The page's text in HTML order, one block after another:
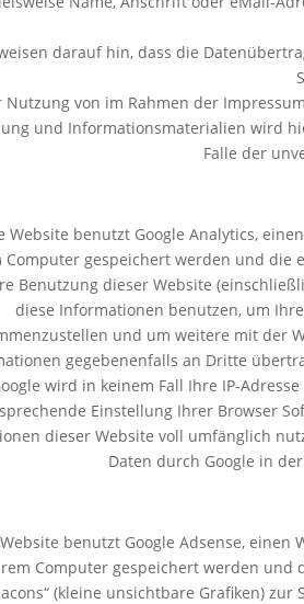
darauf hin, dass die
Nutzung von im Rahmen der
und Informationsmaterialien wird
Falle der
Website benutzt Google Analytics,
Computer gespeichert werden und die
Benutzung dieser Website
diese Informationen benutzen, um
und um weitere mit der
gegebenenfalls an Dritte
wird in keinem Fall Ihre IP-
Einstellung Ihrer Browser
dieser Website voll umfänglich
Daten durch Google in
benutzt Google Adsense, einen
Computer gespeichert werden und
(kleine unsichtbare Grafiken)